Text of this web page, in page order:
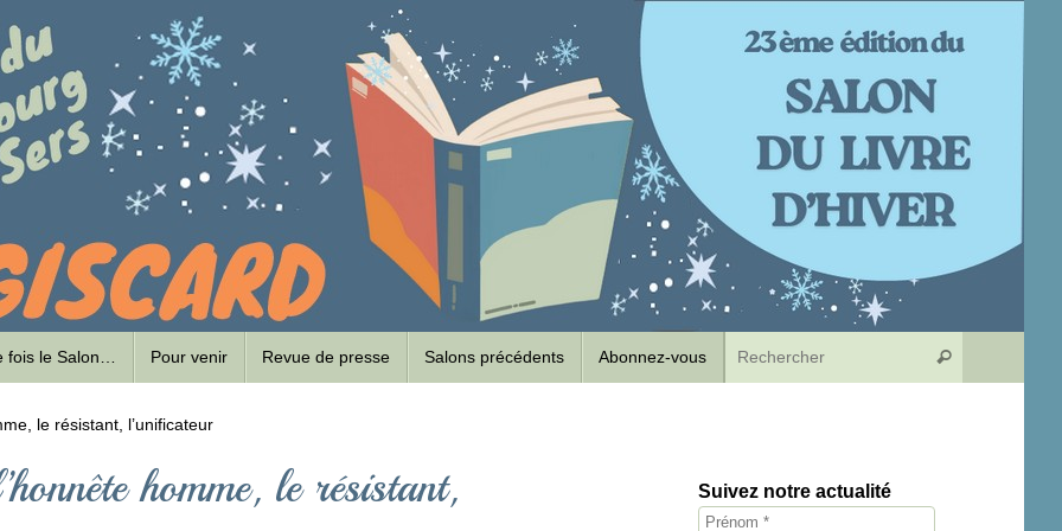
fois le Salon… Pour venir Revue de presse Salons précédents Abonnez-vous Rechercher
le résistant, l’unificateur
homme, le résistant,
Suivez notre actualité